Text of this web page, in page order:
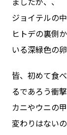
ジョイテルの
ヒトデの裏側
いる深緑色の
皆、初めて食
るであろう衝
カニやウニの
変わりはない